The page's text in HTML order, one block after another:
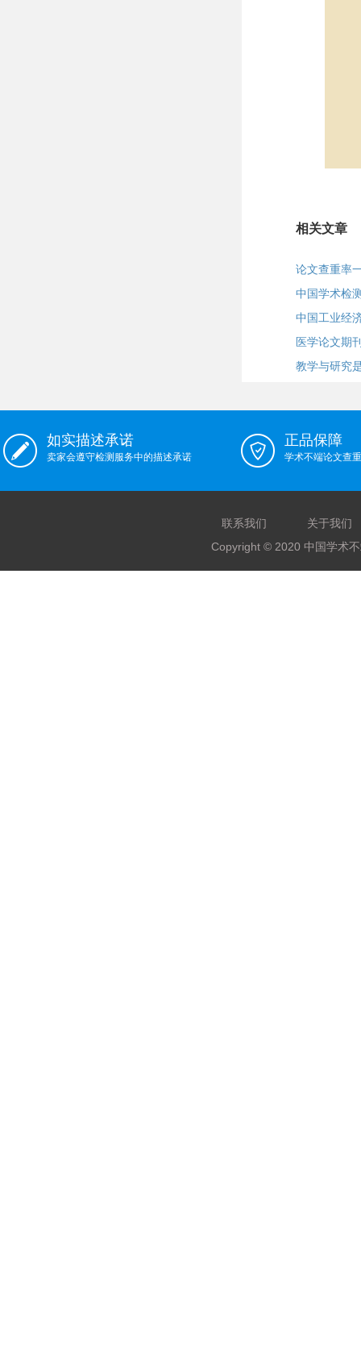
相关文章
论文查重率
中国学术检
中国工业经
医学论文期
教学与研究
如实描述承诺
卖家会遵守检测服务中的描述承诺
正品保障
学术不端论文查
联系我们
关于我们
Copyright © 2020 中国学术